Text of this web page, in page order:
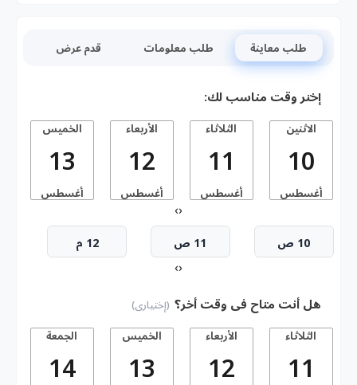
طلب معاينة طلب معلومات قدم عرض
إختر وقت مناسب لك:
الاثنين
10
أغسطس
الثلاثاء
11
أغسطس
الأربعاء
12
أغسطس
الخميس
13
أغسطس
‹
›
10 ص 11 ص 12 م
‹
›
هل أنت متاح فى وقت أخر؟ (إختيارى)
الثلاثاء
11
الأربعاء
12
الخميس
13
الجمعة
14